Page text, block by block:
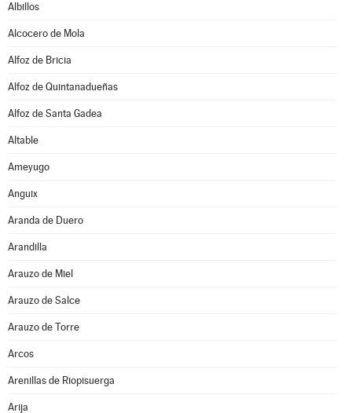
Albillos
Alcocero de Mola
Alfoz de Bricia
Alfoz de Quintanadueñas
Alfoz de Santa Gadea
Altable
Ameyugo
Anguix
Aranda de Duero
Arandilla
Arauzo de Miel
Arauzo de Salce
Arauzo de Torre
Arcos
Arenillas de Riopisuerga
Arija